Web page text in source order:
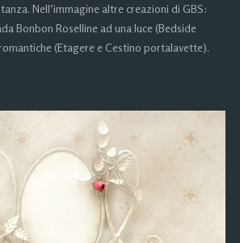
Nell’immagine altre creazioni di GBS:
Bonbon Roselline ad una luce (Bedside
(Etagere e Cestino portalavette).